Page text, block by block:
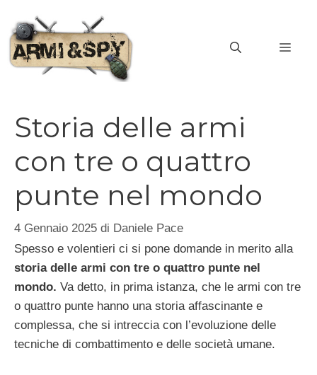
contenuto
Storia delle armi
con tre o quattro
punte nel mondo
4 Gennaio 2025 di Daniele Pace
Spesso e volentieri ci si pone domande in merito alla
storia delle armi con tre o quattro punte nel
mondo. Va detto, in prima istanza, che le armi con tre
o quattro punte hanno una storia affascinante e
complessa, che si intreccia con l’evoluzione delle
tecniche di combattimento e delle società umane.